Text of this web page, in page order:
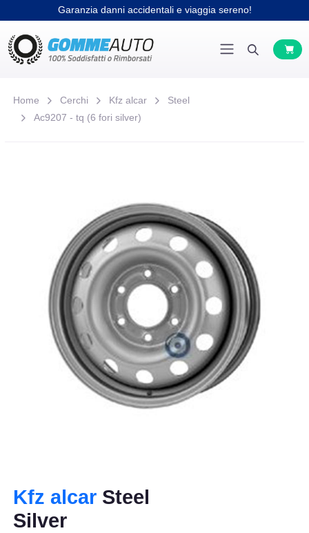
Garanzia danni accidentali e viaggia sereno!
Home Cerchi Kfz alcar
Steel
Ac9207 - tq (6 fori silver)
Kfz alcar Steel
Silver